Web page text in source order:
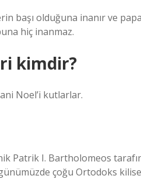
başı olduğuna inanır ve
hiç inanmaz.
kimdir?
Noel’i kutlarlar.
Patrik I. Bartholomeos
çoğu Ortodoks